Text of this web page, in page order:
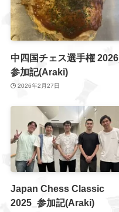
中四国チェス選手権 2026_
参加記(Araki)
2026年2月27日
Japan Chess Classic
2025_参加記(Araki)